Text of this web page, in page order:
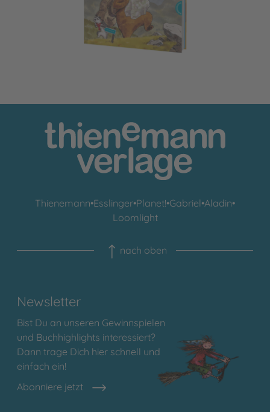
Thienemann•Esslinger•Planet!•Gabriel•Aladin•
Loomlight
nach oben
Newsletter
Bist Du an unseren Gewinnspielen
und Buchhighlights interessiert?
Dann trage Dich hier schnell und
einfach ein!
Abonniere jetzt